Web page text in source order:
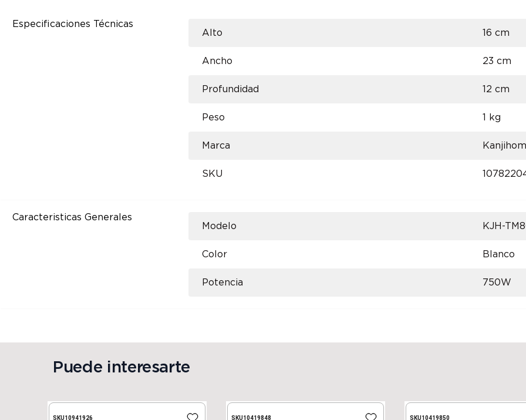
Especificaciones Técnicas
Alto
16 cm
Ancho 23 cm
Profundidad 12 cm
Peso 1 kg
Marca
SKU
Caracteristicas Generales
Modelo
KJH-
Color Blanco
Potencia 750W
Puede interesarte
SKU10941926 SKU10419848 SKU10419850